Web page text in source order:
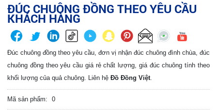
ĐÚC CHUÔNG ĐỒNG THEO YÊU CẦU
KHÁCH HÀNG
Đúc chuông đồng theo yêu cầu, đơn vị nhận đúc chuông đình chùa, đúc
chuông đồng theo yêu cầu giá rẻ chất lượng, giá đúc chuông tính theo
khối lượng của quả chuông. Liên hệ Đồ Đồng Việt.
Mã sản phẩm: 0